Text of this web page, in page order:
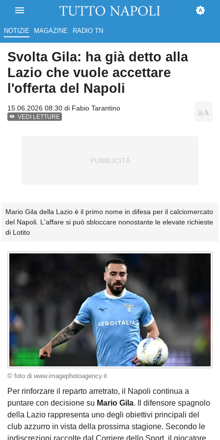
NOTIZIE MAGAZINE RADIO TN
Svolta Gila: ha già detto alla
Lazio che vuole accettare
l'offerta del Napoli
15.06.2026 08:30 di Fabio Tarantino
VEDI LETTURE
Mario Gila della Lazio è il primo nome in difesa per il calciomercato
del Napoli. L'affare si può sbloccare nonostante le elevate richieste
di Lotito
© foto di www.imagephotoagency.it
Per rinforzare il reparto arretrato, il Napoli continua a
puntare con decisione su Mario Gila. Il difensore spagnolo
della Lazio rappresenta uno degli obiettivi principali del
club azzurro in vista della prossima stagione. Secondo le